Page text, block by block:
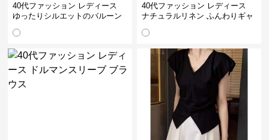
40代ファッション レディース
ゆったりシルエットのバルーン
40代ファッション レディース
ナチュラルリネン ふんわりギャ